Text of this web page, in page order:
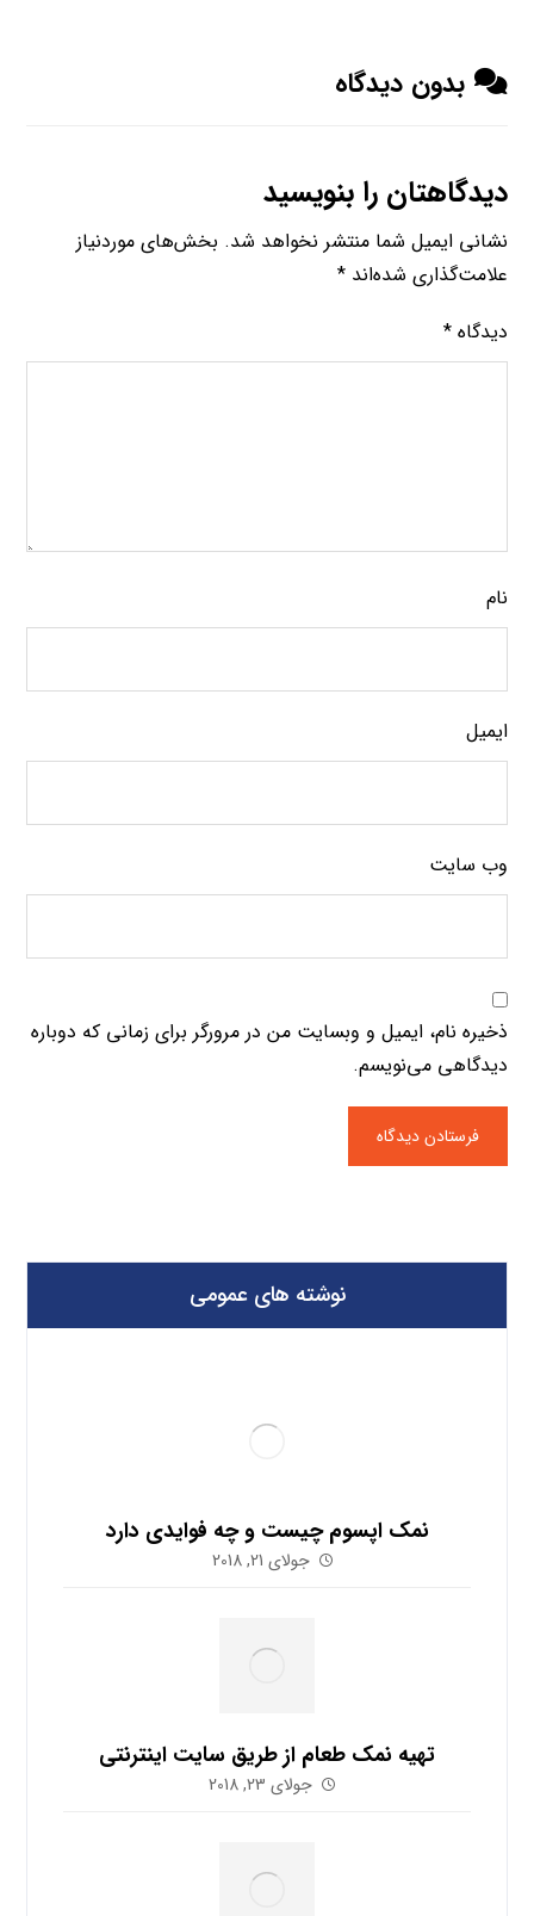
بدون دیدگاه
دیدگاهتان را بنویسید
نشانی ایمیل شما منتشر نخواهد شد. بخش‌های موردنیاز
علامت‌گذاری شده‌اند*
دیدگاه*
نام
ایمیل
وب‌ سایت
ذخیره نام، ایمیل و وبسایت من در مرورگر برای زمانی که دوباره
دیدگاهی می‌نویسم.
نوشته های عمومی
نمک اپسوم چیست و چه فوایدی دارد
جولای 21, 2018
تهیه نمک طعام از طریق سایت اینترنتی
جولای 23, 2018